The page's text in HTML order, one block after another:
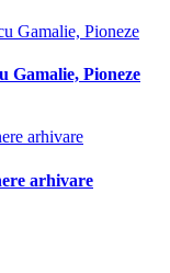
Gamalie, Pioneze
arhivare